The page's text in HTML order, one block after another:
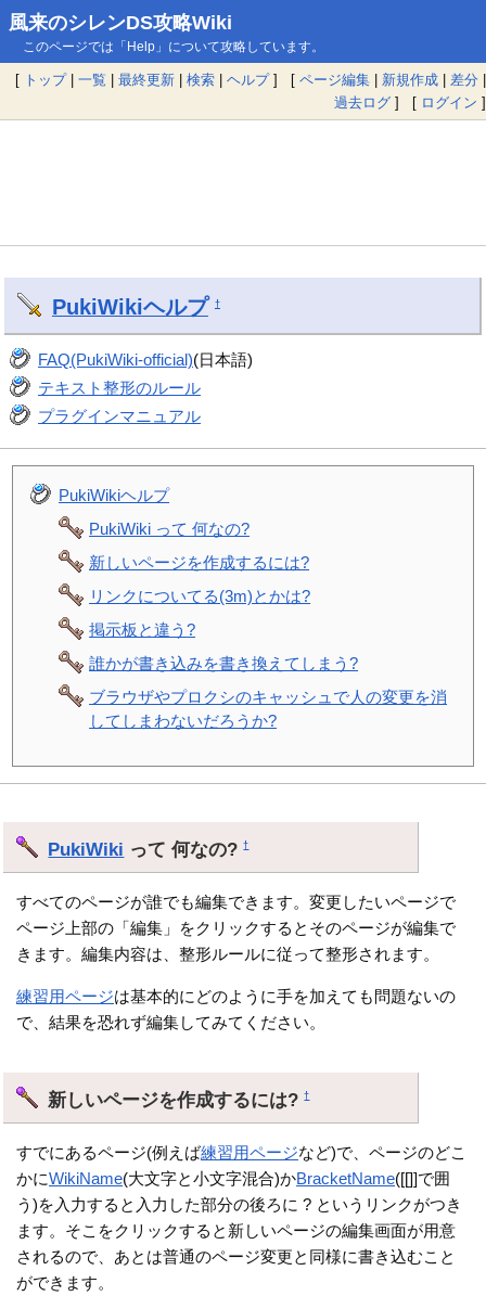
風来のシレンDS攻略Wiki
このページでは「Help」について攻略しています。
[ トップ| 一覧 | 最終更新 | 検索 | ヘルプ] [ ページ編集 | 新規作成 | 差分 |
過去ログ ] [ ログイン ]
PukiWikiヘルプ †
FAQ(PukiWiki-official)(日本語)
テキスト整形のルール
プラグインマニュアル
PukiWikiヘルプ
PukiWiki って 何なの?
新しいページを作成するには?
リンクについてる(3m)とかは?
掲示板と違う?
誰かが書き込みを書き換えてしまう?
ブラウザやプロクシのキャッシュで人の変更を消
してしまわないだろうか?
PukiWiki って 何なの?†
すべてのページが誰でも編集できます。変更したいページで
ページ上部の「編集」をクリックするとそのページが編集で
きます。編集内容は、整形ルールに従って整形されます。
練習用ページは基本的にどのように手を加えても問題ないの
で、結果を恐れず編集してみてください。
新しいページを作成するには?†
すでにあるページ(例えば練習用ページなど)で、ページのどこ
かにWikiName(大文字と小文字混合)かBracketName([[]]で囲
う)を入力すると入力した部分の後ろに ? というリンクがつき
ます。そこをクリックすると新しいページの編集画面が用意
されるので、あとは普通のページ変更と同様に書き込むこと
ができます。